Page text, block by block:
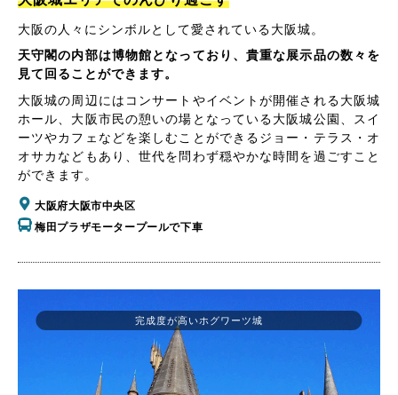
大阪の人々にシンボルとして愛されている大阪城。
天守閣の内部は博物館となっており、貴重な展示品の数々を
見て回ることができます。
大阪城の周辺にはコンサートやイベントが開催される大阪城
ホール、大阪市民の憩いの場となっている大阪城公園、スイ
ーツやカフェなどを楽しむことができるジョー・テラス・オ
オサカなどもあり、世代を問わず穏やかな時間を過ごすこと
ができます。
大阪府大阪市中央区
梅田プラザモータープールで下車
完成度が高いホグワーツ城